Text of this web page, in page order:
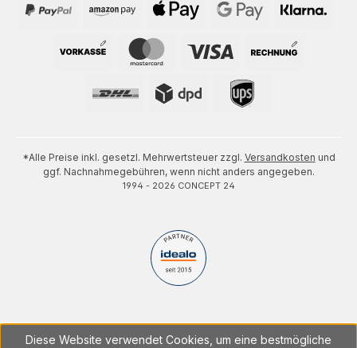
*Alle Preise inkl. gesetzl. Mehrwertsteuer zzgl. Versandkosten und
ggf. Nachnahmegebühren, wenn nicht anders angegeben.
1994 - 2026 CONCEPT 24
Diese Website verwendet Cookies, um eine bestmögliche